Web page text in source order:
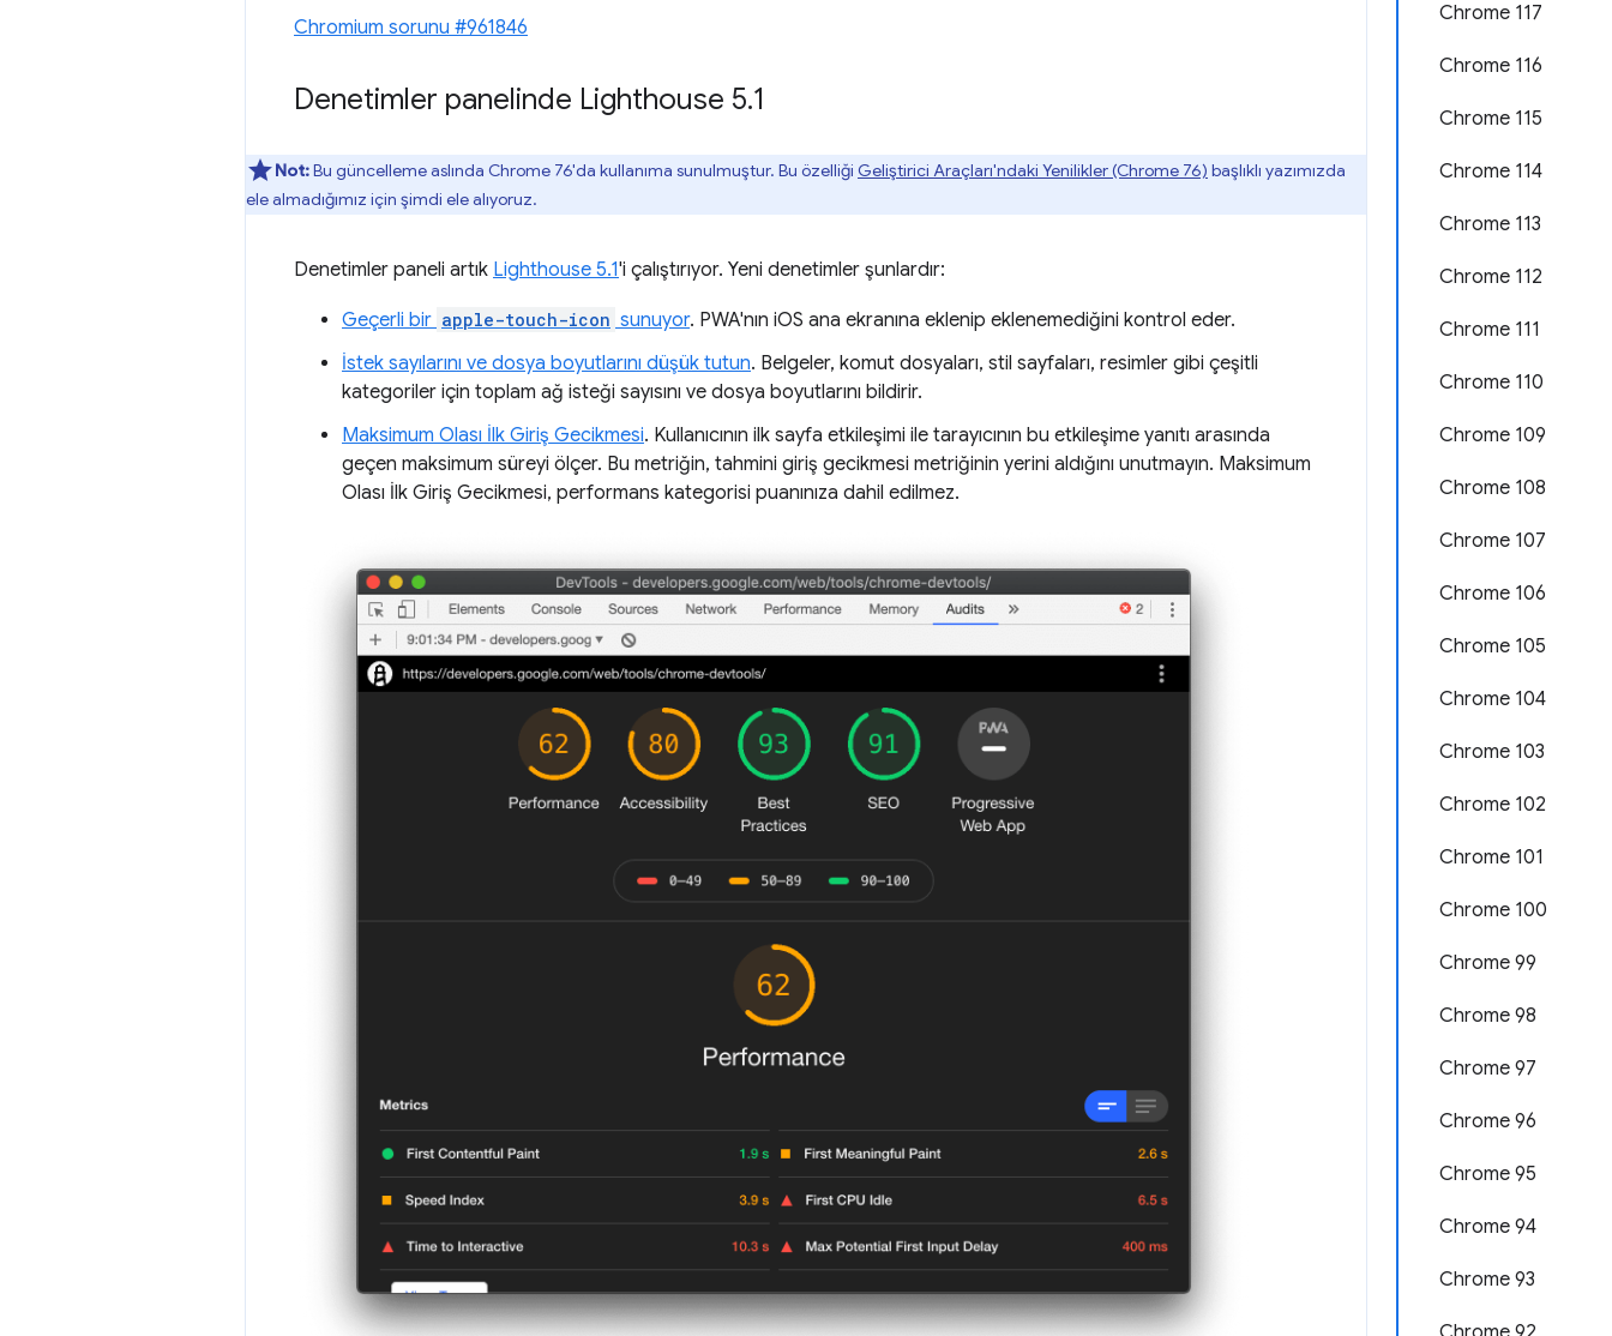
Chrome 117
Chrome 116
Chrome 115
Chrome 114
Chrome 113
Chrome 112
Chrome 111
Chrome 110
Chrome 109
Chrome 108
Chrome 107
Chrome 106
Chrome 105
Chrome 104
Chrome 103
Chrome 102
Chrome 101
Chrome 100
Chrome 99
Chrome 98
Chrome 97
Chrome 96
Chrome 95
Chrome 94
Chrome 93
Chromium sorunu #961846
Denetimler panelinde Lighthouse 5.1
Not:Bu güncelleme aslında Chrome 76'da kullanıma sunulmuştur. Bu özelliği Geliştirici Araçları'ndaki Yenilikler (Chrome 76) başlıklı yazımızda
ele almadığımız için şimdi ele alıyoruz.
Denetimler paneli artık Lighthouse 5.1'i çalıştırıyor. Yeni denetimler şunlardır:
Geçerli bir apple-touch-icon sunuyor. PWA'nın iOS ana ekranına eklenip eklenemediğini kontrol eder.
İstek sayılarını ve dosya boyutlarını düşük tutun. Belgeler, komut dosyaları, stil sayfaları, resimler gibi çeşitli
kategoriler için toplam ağ isteği sayısını ve dosya boyutlarını bildirir.
Maksimum Olası İlk Giriş Gecikmesi. Kullanıcının ilk sayfa etkileşimi ile tarayıcının bu etkileşime yanıtı arasında
geçen maksimum süreyi ölçer. Bu metriğin, tahmini giriş gecikmesi metriğinin yerini aldığını unutmayın. Maksimum
Olası İlk Giriş Gecikmesi, performans kategorisi puanınıza dahil edilmez.